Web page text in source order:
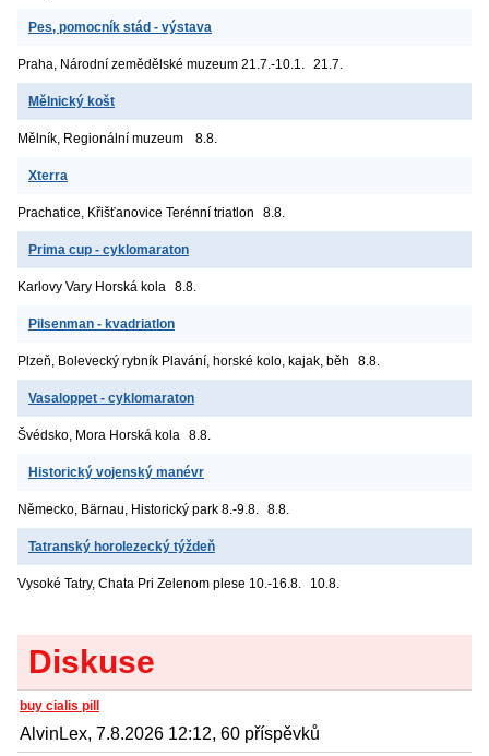
Pes, pomocník stád - výstava
Praha, Národní zemědělské muzeum 21.7.-10.1. 21.7.
Mělnický košt
Mělník, Regionální muzeum 8.8.
Xterra
Prachatice, Křišťanovice Terénní triatlon 8.8.
Prima cup - cyklomaraton
Karlovy Vary Horská kola 8.8.
Pilsenman - kvadriatlon
Plzeň, Bolevecký rybník Plavání, horské kolo, kajak, běh 8.8.
Vasaloppet - cyklomaraton
Švédsko, Mora Horská kola 8.8.
Historický vojenský manévr
Německo, Bärnau, Historický park 8.-9.8. 8.8.
Tatranský horolezecký týždeň
Vysoké Tatry, Chata Pri Zelenom plese 10.-16.8. 10.8.
Diskuse
buy cialis pill
AlvinLex, 7.8.2026 12:12, 60 příspěvků